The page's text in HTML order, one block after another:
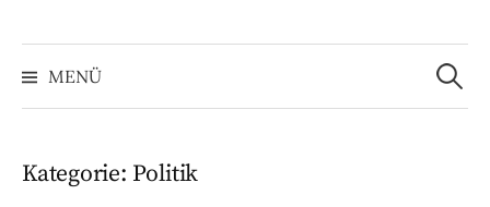
MENÜ
Suchen
nach:
Kategorie: Politik